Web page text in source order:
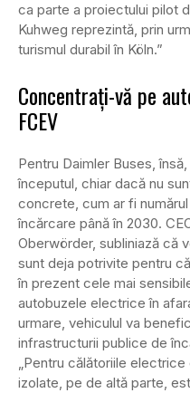
ca parte a proiectului pilot
Kuhweg reprezintă, prin
turismul durabil în Köln.”
Concentrați-vă pe
FCEV
Pentru Daimler Buses,
începutul, chiar dacă nu
concrete, cum ar fi
încărcare până în 2030.
Oberwörder, subliniază că
sunt deja potrivite pentru
în prezent cele mai
autobuzele electrice în
urmare, vehiculul va
infrastructurii publice de
„Pentru călătoriile
izolate, pe de altă parte,